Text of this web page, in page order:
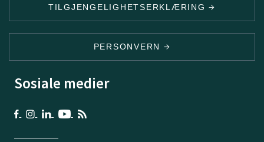
TILGJENGELIGHETSERKLÆRING
PERSONVERN
Sosiale medier